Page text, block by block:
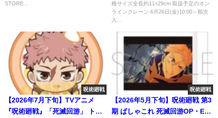
STORE...
種サイズ全長約11×29cm 取扱予定のオン
ラインクレーン 6月26日(金)10:00～順次
入...
呪術廻戦
【2026年7月下旬】TVアニメ
『呪術廻戦』「死滅回游」 トレ
呪術廻戦
【2026年5月下旬】呪術廻戦 第3
期 ぱしゃこれ 死滅回游OP・ED